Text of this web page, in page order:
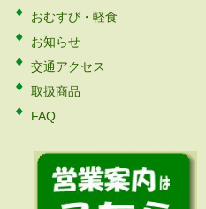
おむすび・軽食
お知らせ
交通アクセス
取扱商品
FAQ